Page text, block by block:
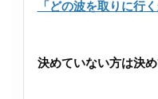
「どの波を取りに行
決めていない方は決め